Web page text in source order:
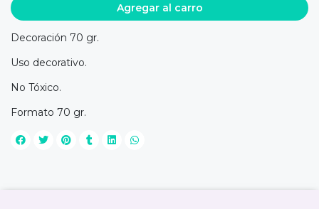
Agregar al carro
Decoración 70 gr.
Uso decorativo.
No Tóxico.
Formato 70 gr.